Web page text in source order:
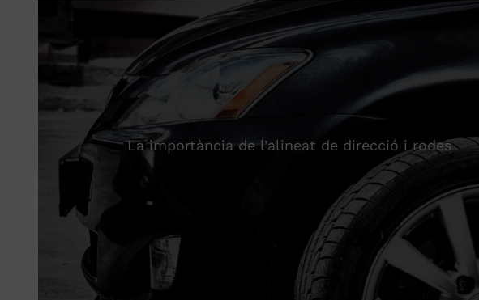
La importància de l’alineat de direcció i rodes